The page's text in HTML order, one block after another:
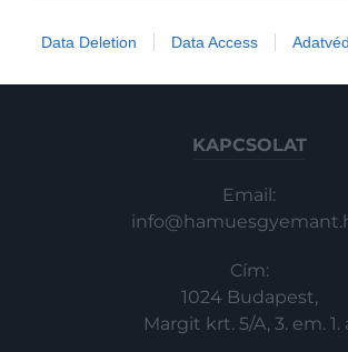
Data Deletion Data Access
lehetnek, mint a járvány előtt.
írtunk az olcsóbb
kifejezetten a nyári…KAPCSOLAT
Email:
Cím:
1024 Budapest,
Margit krt. 5/A, 3. em. 1.